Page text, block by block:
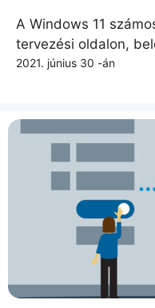
A Windows 11
tervezési oldalon,
2021. június 30 -án